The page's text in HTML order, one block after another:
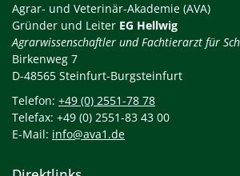
Agrar- und Veterinär-Akademie (AVA)
Gründer und Leiter EG Hellwig
Agrarwissenschaftler und Fachtierarzt für
Birkenweg 7
D-48565 Steinfurt-Burgsteinfurt
Telefon: +49 (0) 2551-78 78
Telefax: +49 (0) 2551-83 43 00
E-Mail: info@ava1.de